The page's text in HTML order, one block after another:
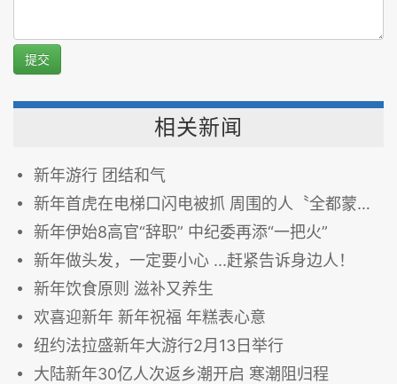
提交
相关新闻
新年游行 团结和气
新年首虎在电梯口闪电被抓 周围的人〝全都蒙了〞
新年伊始8高官“辞职” 中纪委再添“一把火”
新年做头发，一定要小心 ...赶紧告诉身边人！
新年饮食原则 滋补又养生
欢喜迎新年 新年祝福 年糕表心意
纽约法拉盛新年大游行2月13日举行
大陆新年30亿人次返乡潮开启 寒潮阻归程